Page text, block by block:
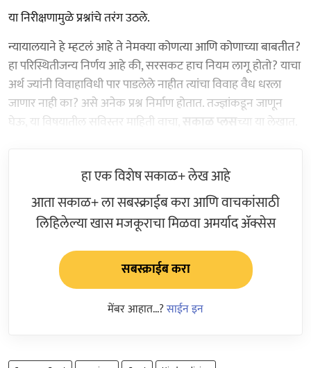
या निरीक्षणामुळे प्रश्नांचे तरंग उठले.
न्यायालयाने हे म्हटलं आहे ते नेमक्या कोणत्या आणि कोणाच्या बाबतीत?
हा परिस्थितीजन्य निर्णय आहे की, सरसकट हाच नियम लागू होतो? याचा
अर्थ ज्यांनी विवाहाविधी पार पाडलेले नाहीत त्यांचा विवाह वैध धरला
जाणार नाही का? असे अनेक प्रश्न निर्माण होतात. तज्ज्ञांकडून जाणून
घेऊ, या विषयातील सविस्तर माहिती वाचा, सकाळ प्लसच्या या लेखात.
हा एक विशेष सकाळ+ लेख आहे
आता सकाळ+ ला सबस्क्राईब करा आणि वाचकांसाठी
लिहिलेल्या खास मजकूराचा मिळवा अमर्याद ॲक्सेस
सबस्क्राईब करा
मेंबर आहात...?साईन इन